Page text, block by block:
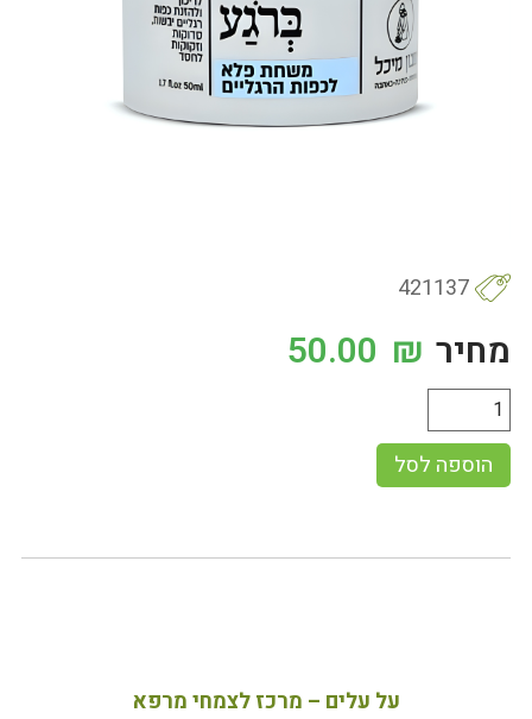
421137
מחיר 50.00 ₪
הוספה לסל
על עלים – מרכז לצמחי מרפא